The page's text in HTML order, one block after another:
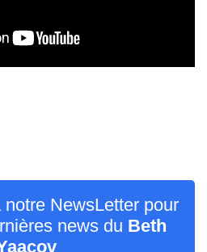
NewsLetter pour
news du Beth